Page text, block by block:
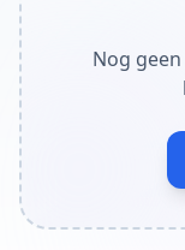
Nog